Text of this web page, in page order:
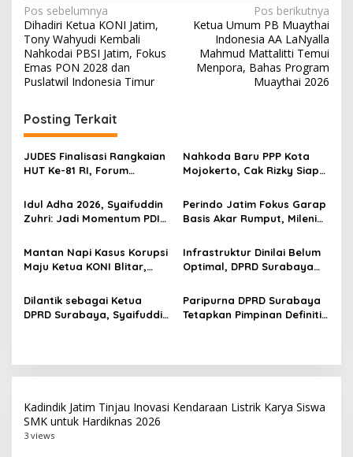
N
a
v
i
a
s
i
o
Pos sebelumnya
Dihadiri Ketua KONI Jatim,
Tony Wahyudi Kembali
Nahkodai PBSI Jatim, Fokus
Emas PON 2028 dan
Puslatwil Indonesia Timur
Pos berikutnya
Ketua Umum PB Muaythai
Indonesia AA LaNyalla
Mahmud Mattalitti Temui
Menpora, Bahas Program
Muaythai 2026
Posting Terkait
JUDES Finalisasi Rangkaian
HUT Ke-81 RI, Forum
Lomba Siap Perkuat
Solidaritas Jurnalis DPRD
Nahkoda Baru PPP Kota
Mojokerto, Cak Rizky Siap
Berbasis Generasi Muda
Idul Adha 2026, Syaifuddin
Zuhri: Jadi Momentum PDIP
Kepedulian Sosial
Perindo Jatim Fokus Garap
Basis Akar Rumput, Milenial
Kontestasi Politik
Mendatang
Mantan Napi Kasus Korupsi
Maju Ketua KONI Blitar,
Bersuara
Infrastruktur Dinilai Belum
Optimal, DPRD Surabaya
Saluran Berkelanjutan
Dilantik sebagai Ketua
DPRD Surabaya, Syaifuddin
Paripurna DPRD Surabaya
Tetapkan Pimpinan Definitif,
Kadindik Jatim Tinjau Inovasi Kendaraan Listrik Karya Siswa
SMK untuk Hardiknas 2026
3 views